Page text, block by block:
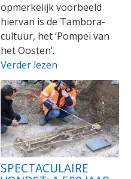
opmerkelijk voorbeeld
hiervan is de Tambora-
cultuur, het ‘Pompeï van
het Oosten’.
Verder lezen
SPECTACULAIRE